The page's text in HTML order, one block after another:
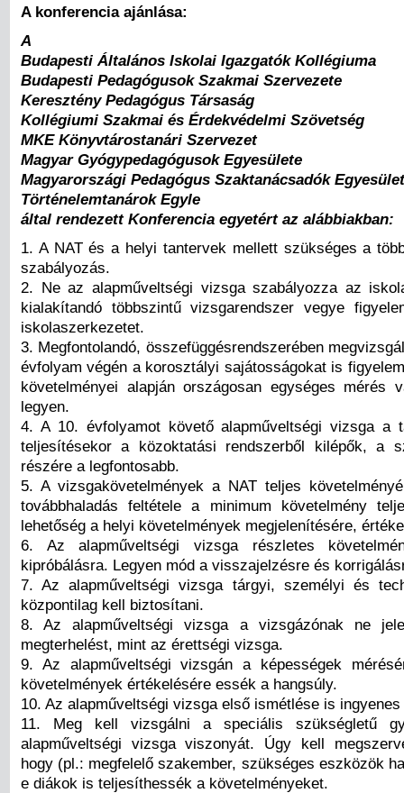
A konferencia ajánlása:
A
Budapesti Általános Iskolai Igazgatók Kollégiuma
Budapesti Pedagógusok Szakmai Szervezete
Keresztény Pedagógus Társaság
Kollégiumi Szakmai és Érdekvédelmi Szövetség
MKE Könyvtárostanári Szervezet
Magyar Gyógypedagógusok Egyesülete
Magyarországi Pedagógus Szaktanácsadók
Történelemtanárok Egyle
által rendezett Konferencia egyetért az alábbiakban:
1. A NAT és a helyi tantervek mellett szükséges a
szabályozás.
2. Ne az alapműveltségi vizsga szabályozza az
kialakítandó többszintű vizsgarendszer vegye
iskolaszerkezetet.
3. Megfontolandó, összefüggésrendszerében
évfolyam végén a korosztályi sajátosságokat is
követelményei alapján országosan egységes mérés
legyen.
4. A 10. évfolyamot követő alapműveltségi vizsga a
teljesítésekor a közoktatási rendszerből kilépők, a
részére a legfontosabb.
5. A vizsgakövetelmények a NAT teljes
továbbhaladás feltétele a minimum követelmény
lehetőség a helyi követelmények megjelenítésére,
6. Az alapműveltségi vizsga részletes
kipróbálásra. Legyen mód a visszajelzésre és
7. Az alapműveltségi vizsga tárgyi, személyi és
központilag kell biztosítani.
8. Az alapműveltségi vizsga a vizsgázónak ne
megterhelést, mint az érettségi vizsga.
9. Az alapműveltségi vizsgán a képességek
követelmények értékelésére essék a hangsúly.
10. Az alapműveltségi vizsga első ismétlése is
11. Meg kell vizsgálni a speciális szükségletű
alapműveltségi vizsga viszonyát. Úgy kell
hogy (pl.: megfelelő szakember, szükséges eszközök
e diákok is teljesíthessék a követelményeket.